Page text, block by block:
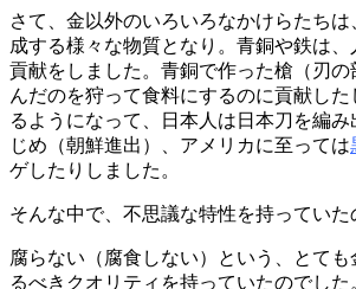
さて、金以外のいろいろなかけらたち
成する様々な物質となり。青銅や鉄は
貢献をしました。青銅で作った槍（刃
んだのを狩って食料にするのに貢献した
るようになって、日本人は日本刀を編
じめ（朝鮮進出）、アメリカに至っては
ゲしたりしました。
そんな中で、不思議な特性を持っていた
腐らない（腐食しない）という、とて
るべきクオリティを持っていたのでした